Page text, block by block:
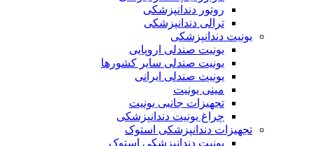
روتور دندانپزشکی
ترالی دندانپزشکی
یونیت دندانپزشکی
یونیت صندلی اروپایی
یونیت صندلی سایر کشورها
یونیت صندلی ایرانی
مینی یونیت
تجهیزات جانبی یونیت
چراغ یونیت دندانپزشکی
تجهیزات دندانپزشکی استوک
یونیت دندانپزشکی استوک